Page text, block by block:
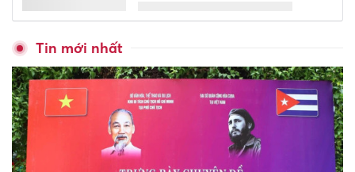
trên nền tảng FSEL
Phối hợp liên ngành bảo đảm
an toàn trường học, phòng
chống bạo lực học đường